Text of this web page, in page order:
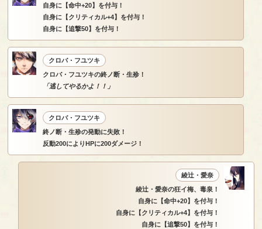
自身に【命中+20】を付与！
自身に【クリティカル+4】を付与！
自身に【追撃50】を付与！
クロバ・フユツキ
クロバ・フユツキの終ノ断・生殄！
「逃してやるかよ！！」
クロバ・フユツキ
終ノ断・生殄の発動に失敗！
反動200によりHPに200ダメージ！
綾辻・愛奈
綾辻・愛奈の狂イ梅、毒泉！
自身に【命中+20】を付与！
自身に【クリティカル+4】を付与！
自身に【追撃50】を付与！